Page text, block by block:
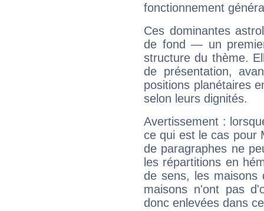
fonctionnement
Ces dominantes
de fond — un
structure du thème.
de présentation,
positions planétaires
selon leurs dignités.
Avertissement :
ce qui est le cas pour
de paragraphes ne
les répartitions en
de sens, les maisons
maisons n'ont pas
donc enlevées dans